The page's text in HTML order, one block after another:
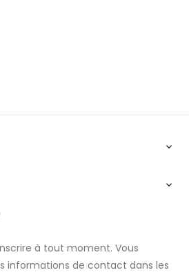


à tout moment. Vous
informations de contact dans les